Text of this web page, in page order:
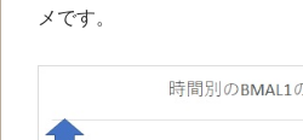
メです。